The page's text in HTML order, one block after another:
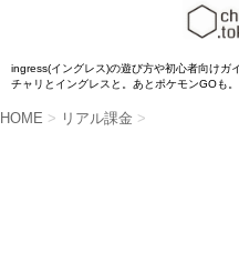
ingress(イングレス)の遊び方や初心者向けガ
チャリとイングレスと。あとポケモンGOも。
HOME > リアル課金 >